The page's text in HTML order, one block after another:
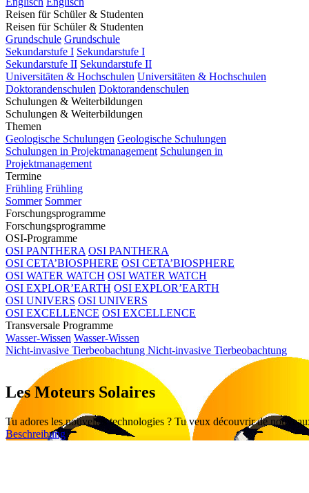
Reisen für Schüler & Studenten
Reisen für Schüler & Studenten
Grundschule Grundschule
Sekundarstufe I Sekundarstufe I
Sekundarstufe II Sekundarstufe II
Universitäten & Hochschulen Universitäten & Hochschulen
Doktorandenschulen Doktorandenschulen
Schulungen & Weiterbildungen
Schulungen & Weiterbildungen
Themen
Geologische Schulungen Geologische Schulungen
Schulungen in Projektmanagement Schulungen in
Projektmanagement
Termine
Frühling Frühling
Sommer Sommer
Forschungsprogramme
Forschungsprogramme
OSI-Programme
OSI PANTHERA OSI PANTHERA
OSI CETA’BIOSPHERE OSI CETA’BIOSPHERE
OSI WATER WATCH OSI WATER WATCH
OSI EXPLOR’EARTH OSI EXPLOR’EARTH
OSI UNIVERS OSI UNIVERS
OSI EXCELLENCE OSI EXCELLENCE
Transversale Programme
Wasser-Wissen Wasser-Wissen
Nicht-invasive Tierbeobachtung Nicht-invasive Tierbeobachtung
Les Moteurs Solaires
Tu adores les nouvelles technologies ? Tu veux découvrir de
Beschreibung